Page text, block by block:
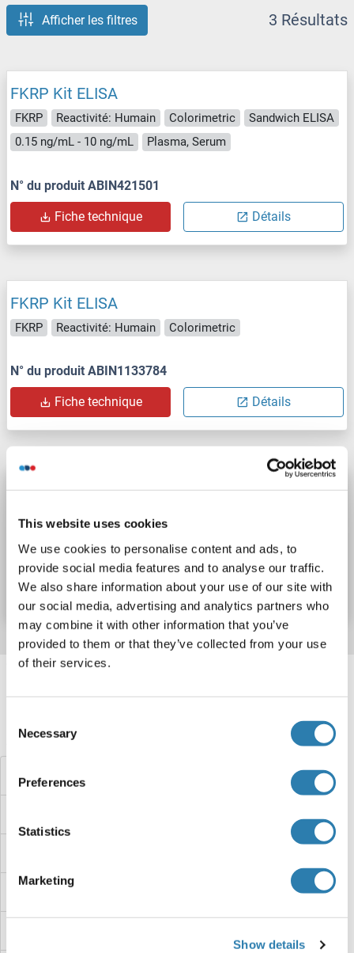
This website uses cookies
We use cookies to personalise content and ads, to
provide social media features and to analyse our traffic.
We also share information about your use of our site with
our social media, advertising and analytics partners who
may combine it with other information that you’ve
provided to them or that they’ve collected from your use
of their services.
Selection
Necessary
Preferences
Statistics
Marketing
Show details
Afficher les filtres 3 Résultats
FKRP Kit ELISA
FKRP Reactivité: Humain Colorimetric
Sandwich ELISA
0.15 ng/mL - 10 ng/mL
Plasma, Serum
N° du produit ABIN421501
Fiche technique Détails
FKRP Kit ELISA
FKRP Reactivité: Humain Colorimetric
N° du produit ABIN1133784
Fiche technique Détails
FKRP Kit ELISA
N° du produit ABIN1133785
Fiche technique Détails
Target information, Synonyms, Latest
references
Avez-vous cherché autre chose?
FKBPL Kits ELISA
FKBP4 Kits ELISA